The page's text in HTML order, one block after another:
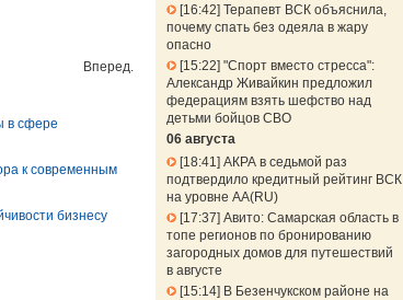
Вперед.
в сфере
к современным
бизнесу
16:42 Терапевт ВСК объяснила,
почему спать без одеяла в жару
опасно
15:22 "Спорт вместо стресса":
Александр Живайкин предложил
федерациям взять шефство над
детьми бойцов СВО
06 августа
18:41 АКРА в седьмой раз
подтвердило кредитный рейтинг ВСК
на уровне АА(RU)
17:37 Авито: Самарская область в
топе регионов по бронированию
загородных домов для путешествий
в августе
15:14 В Безенчукском районе на